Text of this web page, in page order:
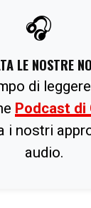
🎧
LE NOSTRE
di
Podcast di
i nostri
audio.